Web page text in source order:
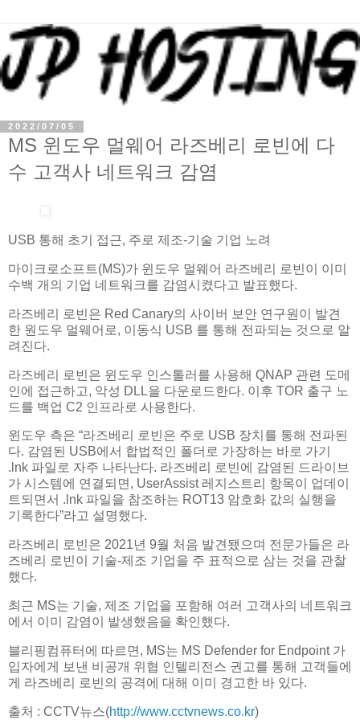
2022/07/05
MS 윈도우 멀웨어 라즈베리 로빈에 다
수 고객사 네트워크 감염
USB 통해 초기 접근, 주로 제조-기술 기업 노려
마이크로소프트(MS)가 윈도우 멀웨어 라즈베리 로빈이 이미
수백 개의 기업 네트워크를 감염시켰다고 발표했다.
라즈베리 로빈은 Red Canary의 사이버 보안 연구원이 발견
한 원도우 멀웨어로, 이동식 USB 를 통해 전파되는 것으로 알
려진다.
라즈베리 로빈은 윈도우 인스톨러를 사용해 QNAP 관련 도메
인에 접근하고, 악성 DLL을 다운로드한다. 이후 TOR 출구 노
드를 백업 C2 인프라로 사용한다.
윈도우 측은 “라즈베리 로빈은 주로 USB 장치를 통해 전파된
다. 감염된 USB에서 합법적인 폴더로 가장하는 바로 가기
.lnk 파일로 자주 나타난다. 라즈베리 로빈에 감염된 드라이브
가 시스템에 연결되면, UserAssist 레지스트리 항목이 업데이
트되면서 .lnk 파일을 참조하는 ROT13 암호화 값의 실행을
기록한다”라고 설명했다.
라즈베리 로빈은 2021년 9월 처음 발견됐으며 전문가들은 라
즈베리 로빈이 기술-제조 기업을 주 표적으로 삼는 것을 관찰
했다.
최근 MS는 기술, 제조 기업을 포함해 여러 고객사의 네트워크
에서 이미 감염이 발생했음을 확인했다.
블리핑컴퓨터에 따르면, MS는 MS Defender for Endpoint 가
입자에게 보낸 비공개 위협 인텔리전스 권고를 통해 고객들에
게 라즈베리 로빈의 공격에 대해 이미 경고한 바 있다.
출처 : CCTV뉴스(http://www.cctvnews.co.kr)